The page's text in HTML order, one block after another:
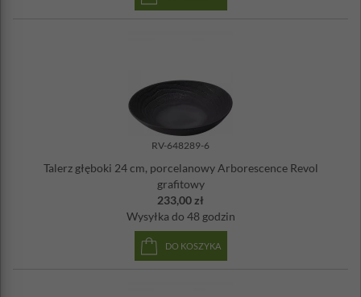
RV-648289-6
Talerz głęboki 24 cm, porcelanowy Arborescence Revol
grafitowy
233,00 zł
Wysyłka do 48 godzin
DO KOSZYKA